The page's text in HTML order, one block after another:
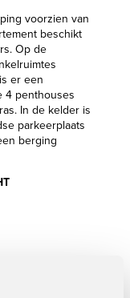
voorzien van
beschikt
Op de
er een
4 penthouses
In de kelder is
parkeerplaats
berging